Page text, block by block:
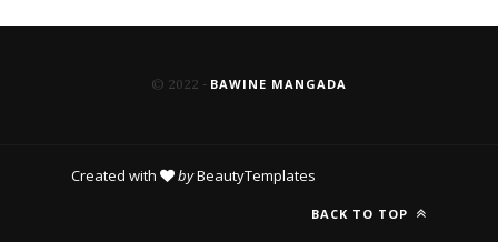
© 2022 - BAWINE MANGADA
Created with byBeautyTemplates
BACK TO TOP